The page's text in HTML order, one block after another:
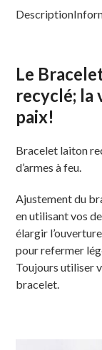
Description
Le
recyclé; la
paix!
Bracelet laiton
d’armes à feu.
Ajustement du
en utilisant vos
élargir
pour refermer
Toujours utiliser
bracelet.